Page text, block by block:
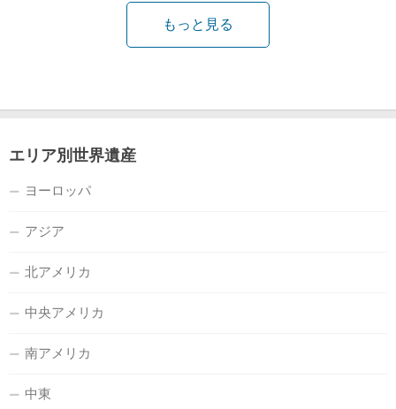
もっと見る
エリア別世界遺産
ヨーロッパ
アジア
北アメリカ
中央アメリカ
南アメリカ
中東